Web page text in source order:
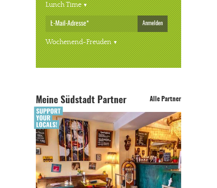
Lunch Time
Anmelden
Wochenend-Freuden
Meine Südstadt Partner Alle Partner